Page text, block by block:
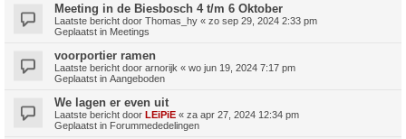
Meeting in de Biesbosch 4 t/m 6 Oktober
Laatste bericht door Thomas_hy « zo sep 29, 2024 2:33 pm
Geplaatst in Meetings
voorportier ramen
Laatste bericht door arnorijk « wo jun 19, 2024 7:17 pm
Geplaatst in Aangeboden
We lagen er even uit
Laatste bericht door LEiPiE « za apr 27, 2024 12:34 pm
Geplaatst in Forummededelingen